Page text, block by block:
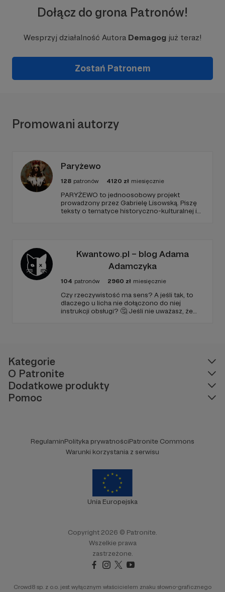
Dołącz do grona Patronów!
Wesprzyj działalność Autora Demagog już teraz!
Zostań Patronem
Promowani autorzy
Paryżewo
128 patronów 4120 zł miesięcznie
PARYŻEWO to jednoosobowy projekt
prowadzony przez Gabrielę Lisowską. Piszę
teksty o tematyce historyczno-kulturalnej i
Kwantowo.pl – blog Adama
Adamczyka
104 patronów 2960 zł miesięcznie
Czy rzeczywistość ma sens? A jeśli tak, to
dlaczego u licha nie dołączono do niej
instrukcji obsługi? 🤔 Jeśli nie uważasz, że
Kategorie
O Patronite
Dodatkowe produkty
Pomoc
RegulaminPolityka prywatnościPatronite Commons
Warunki korzystania z serwisu
Unia Europejska
Copyright 2026 © Patronite.
Wszelkie prawa
zastrzeżone.
Crowd8 sp. z o.o. jest wyłącznym właścicielem znaku słowno-graficznego